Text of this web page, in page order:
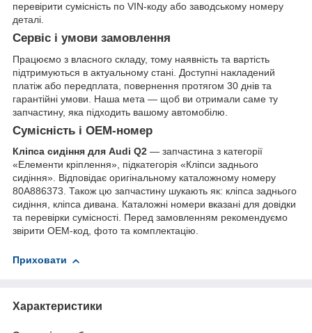
перевірити сумісність по VIN-коду або заводському номеру
деталі.
Сервіс і умови замовлення
Працюємо з власного складу, тому наявність та вартість
підтримуються в актуальному стані. Доступні накладений
платіж або передплата, повернення протягом 30 днів та
гарантійні умови. Наша мета — щоб ви отримали саме ту
запчастину, яка підходить вашому автомобілю.
Сумісність і OEM-номер
Кліпса сидіння для Audi Q2 — запчастина з категорії
«Елементи кріплення», підкатегорія «Кліпси заднього
сидіння». Відповідає оригінальному каталожному номеру
80A886373. Також цю запчастину шукають як: кліпса заднього
сидіння, кліпса дивана. Каталожні номери вказані для довідки
та перевірки сумісності. Перед замовленням рекомендуємо
звірити OEM-код, фото та комплектацію.
Приховати
Характеристики